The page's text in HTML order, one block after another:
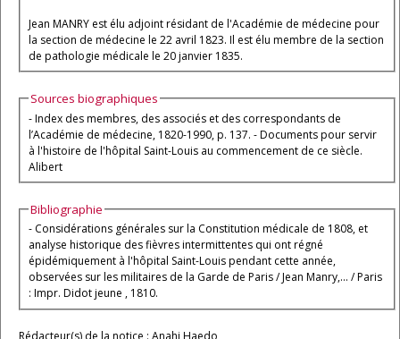
Jean MANRY est élu adjoint résidant de l'Académie de médecine pour
la section de médecine le 22 avril 1823. Il est élu membre de la section
de pathologie médicale le 20 janvier 1835.
Sources biographiques
- Index des membres, des associés et des correspondants de
l’Académie de médecine, 1820-1990, p. 137. - Documents pour servir
à l'histoire de l'hôpital Saint-Louis au commencement de ce siècle.
Alibert
Bibliographie
- Considérations générales sur la Constitution médicale de 1808, et
analyse historique des fièvres intermittentes qui ont régné
épidémiquement à l'hôpital Saint-Louis pendant cette année,
observées sur les militaires de la Garde de Paris / Jean Manry,... / Paris
: Impr. Didot jeune , 1810.
Rédacteur(s) de la notice : Anahi Haedo